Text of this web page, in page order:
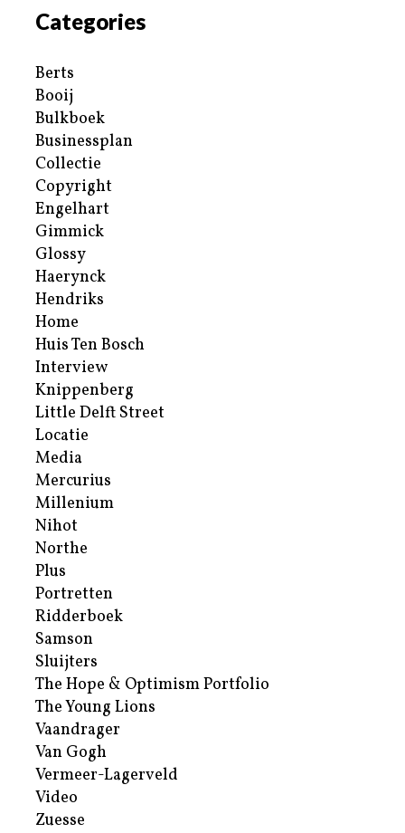
Categories
Berts
Booij
Bulkboek
Businessplan
Collectie
Copyright
Engelhart
Gimmick
Glossy
Haerynck
Hendriks
Home
Huis Ten Bosch
Interview
Knippenberg
Little Delft Street
Locatie
Media
Mercurius
Millenium
Nihot
Northe
Plus
Portretten
Ridderboek
Samson
Sluijters
The Hope & Optimism Portfolio
The Young Lions
Vaandrager
Van Gogh
Vermeer-Lagerveld
Video
Zuesse